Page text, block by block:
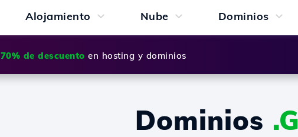
Alojamiento Nube Dominios
70% de descuento en hosting y dominios
Dominios